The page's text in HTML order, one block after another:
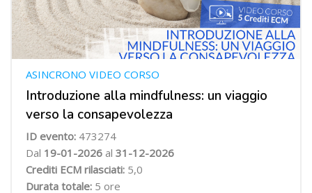
Introduzione alla mindfulness: un viaggio
verso la consapevolezza
ASINCRONO VIDEO CORSO
ID evento: 473274
Dal 19-01-2026 al 31-12-2026
Crediti ECM rilasciati: 5,0
Durata totale: 5 ore